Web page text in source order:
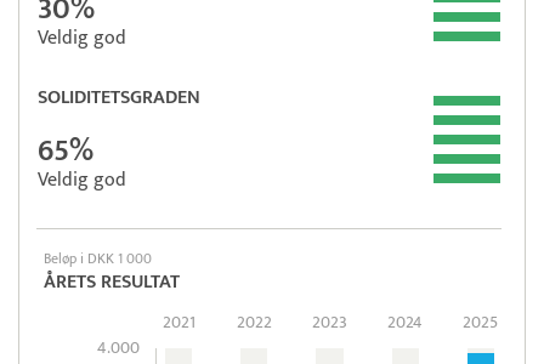
Veldig god
SOLIDITETSGRADEN
65%
Veldig god
Beløp i DKK 1 000
ÅRETS RESULTAT
4.000
2021 2022 2023 2024 2025